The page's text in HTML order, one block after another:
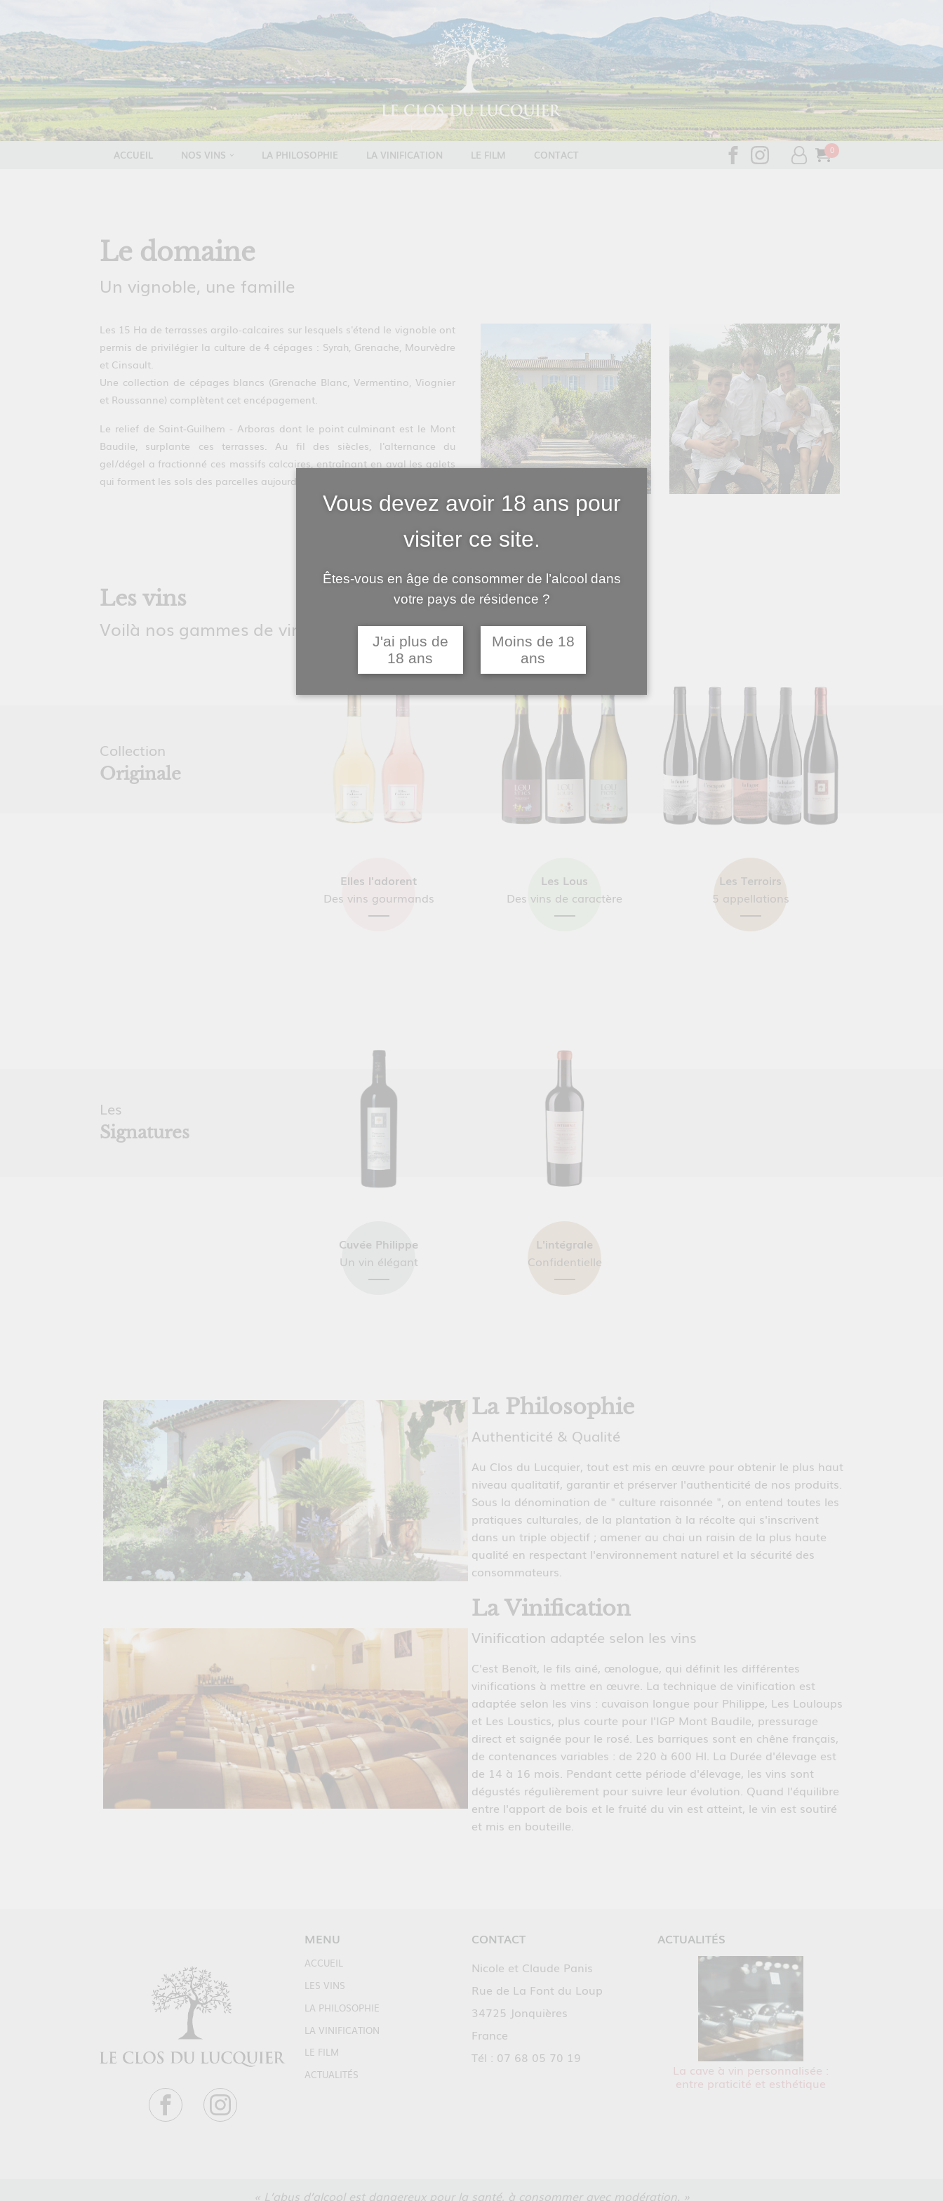
ACCUEIL NOS VINS LA PHILOSOPHIE LA VINIFICATION LE FILM CONTACT
Le domaine
Un vignoble, une famille
Les 15 Ha de terrasses argilo-calcaires sur lesquels s'étend le vignoble ont
permis de privilégier la culture de 4 cépages : Syrah, Grenache, Mourvèdre
et Cinsault.
Une collection de cépages blancs (Grenache Blanc, Vermentino, Viognier
et Roussanne) complètent cet encépagement.
Le relief de Saint-Guilhem - Arboras dont le point culminant est le Mont
Baudile, surplante ces terrasses. Au fil des siècles, l'alternance du
gel/dégel a fractionné ces massifs calcaires, entraînant en aval les galets
qui forment les sols des parcelles aujourd'hui.
Les vins
Voilà nos gammes de vins
Collection
Originale
Elles l'adorent
Des vins gourmands
Les Lous
Des vins de caractère
Les Terroirs
5 appellations
Les
Signatures
Cuvée Philippe
Un vin élégant
L'intégrale
Confidentielle
La Philosophie
Authenticité & Qualité
Au Clos du Lucquier, tout est mis en œuvre pour obtenir le plus haut
niveau qualitatif, garantir et préserver l'authenticité de nos produits.
Sous la dénomination de " culture raisonnée ", on entend toutes les
pratiques culturales, de la plantation à la récolte qui s'inscrivent
dans un triple objectif ; amener au chai un raisin de la plus haute
qualité en respectant l'environnement naturel et la sécurité des
consommateurs.
La Vinification
Vinification adaptée selon les vins
C'est Benoît, le fils ainé, œnologue, qui définit les différentes
vinifications à mettre en œuvre. La technique de vinification est
adaptée selon les vins : cuvaison longue pour Philippe, Les Louloups
et Les Loustics, plus courte pour l'IGP Mont Baudile, pressurage
direct et saignée pour le rosé. Les barriques sont en chêne français,
de contenances variables : de 220 à 600 Hl. La Durée d'élevage est
de 14 à 16 mois. Pendant cette période d'élevage, les vins sont
dégustés régulièrement pour suivre leur évolution. Quand l'équilibre
entre l'apport de bois et le fruité du vin est atteint, le vin est soutiré
et mis en bouteille.
MENU
ACCUEIL
LES VINS
LA PHILOSOPHIE
LA VINIFICATION
LE FILM
ACTUALITÉS
CONTACT
Nicole et Claude Panis
Rue de La Font du Loup
34725 Jonquières
France
Tél : 07 68 05 70 19
ACTUALITÉS
La cave à vin personnalisée :
entre praticité et esthétique
« L’abus d’alcool est dangereux pour la santé, à consommer avec modération. »
Vous devez avoir 18 ans pour
visiter ce site.
Êtes-vous en âge de consommer de l’alcool dans
votre pays de résidence ?
J'ai plus de
18 ans
Moins de 18
ans